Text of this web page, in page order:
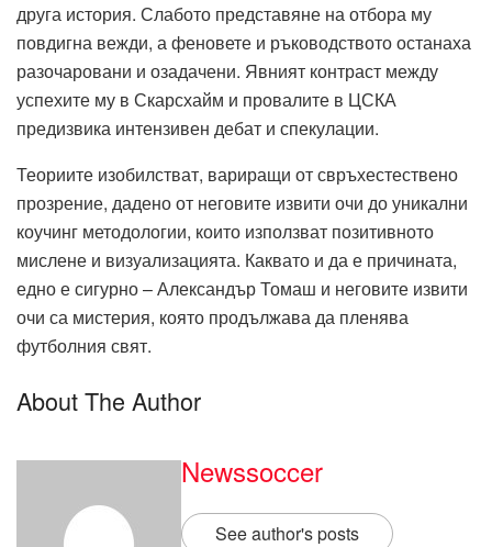
друга история. Слабото представяне на отбора му
повдигна вежди, а феновете и ръководството останаха
разочаровани и озадачени. Явният контраст между
успехите му в Скарсхайм и провалите в ЦСКА
предизвика интензивен дебат и спекулации.
Теориите изобилстват, вариращи от свръхестествено
прозрение, дадено от неговите извити очи до уникални
коучинг методологии, които използват позитивното
мислене и визуализацията. Каквато и да е причината,
едно е сигурно – Александър Томаш и неговите извити
очи са мистерия, която продължава да пленява
футболния свят.
About The Author
Newssoccer
See author's posts